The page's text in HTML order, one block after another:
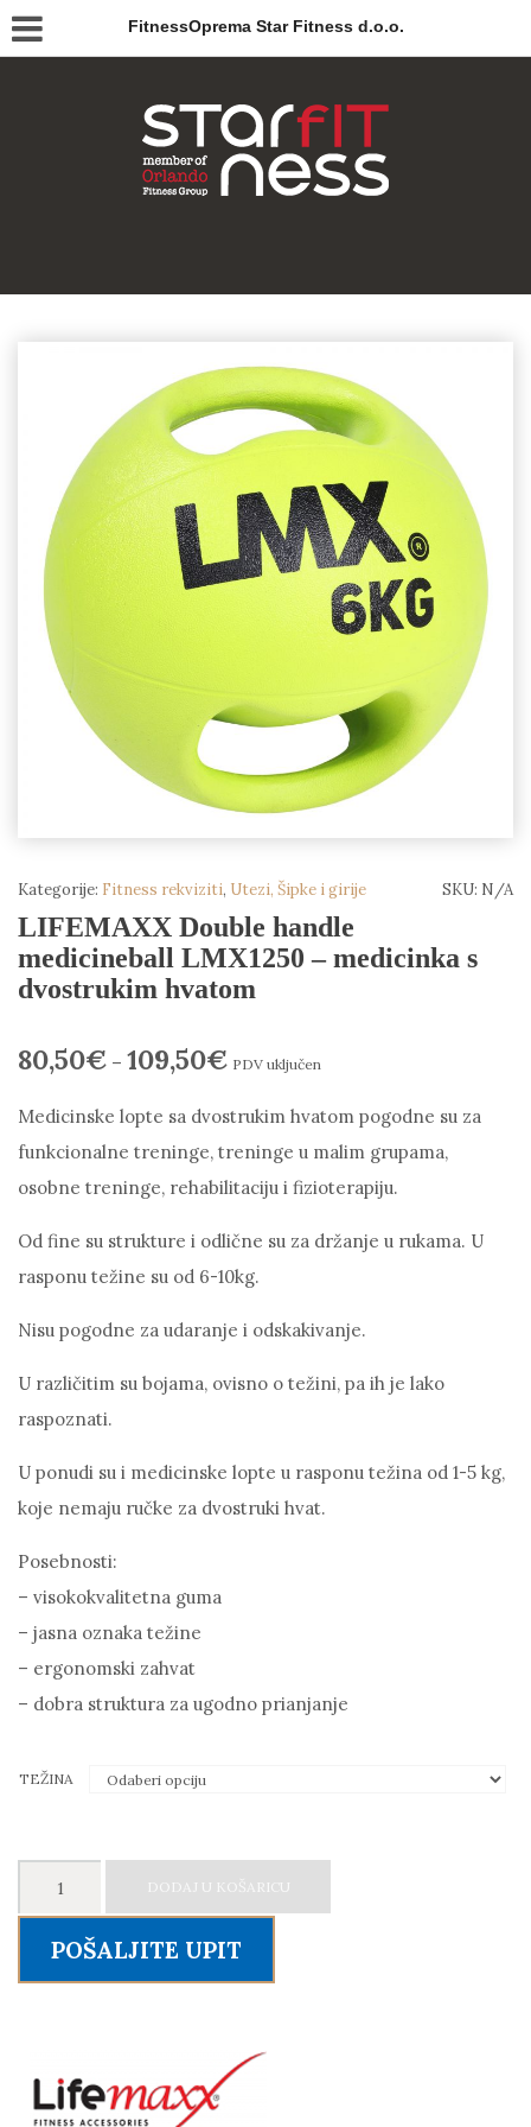
FitnessOprema Star Fitness d.o.o.
SKU: N/A
Kategorije: Fitness rekviziti, Utezi, Šipke i girije
LIFEMAXX Double handle
medicineball LMX1250 – medicinka s
dvostrukim hvatom
80,50€ – 109,50€ PDV uključen
Medicinske lopte sa dvostrukim hvatom pogodne su za
funkcionalne treninge, treninge u malim grupama,
osobne treninge, rehabilitaciju i fizioterapiju.
Od fine su strukture i odlične su za držanje u rukama. U
rasponu težine su od 6-10kg.
Nisu pogodne za udaranje i odskakivanje.
U različitim su bojama, ovisno o težini, pa ih je lako
raspoznati.
U ponudi su i medicinske lopte u rasponu težina od 1-5 kg,
koje nemaju ručke za dvostruki hvat.
Posebnosti:
– visokokvalitetna guma
– jasna oznaka težine
– ergonomski zahvat
– dobra struktura za ugodno prianjanje
TEŽINA
Double
handle
medicineball
medicinka
DODAJ U KOŠARICU
POŠALJITE UPIT